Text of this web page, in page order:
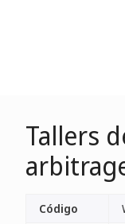
Tallers
Código